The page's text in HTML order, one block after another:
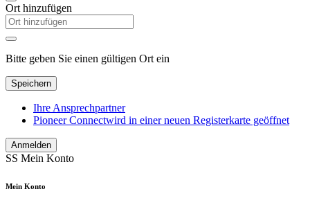
Ort hinzufügen
Bitte geben Sie einen gültigen Ort ein
Speichern
Ihre Ansprechpartner
Pioneer Connectwird in einer neuen Registerkarte geöffnet
Anmelden
SS Mein Konto
Mein Konto